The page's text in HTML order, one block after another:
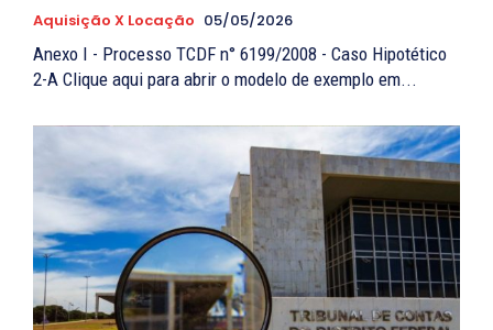
Aquisição X Locação 05/05/2026
Anexo I - Processo TCDF n° 6199/2008 - Caso Hipotético
2-A Clique aqui para abrir o modelo de exemplo em...